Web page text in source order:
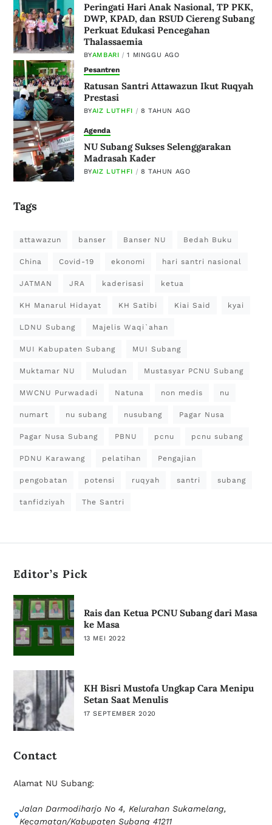
Peringati Hari Anak Nasional, TP PKK,
DWP, KPAD, dan RSUD Ciereng Subang
Perkuat Edukasi Pencegahan
Thalassaemia
BYAMBARI 1 MINGGU AGO
Pesantren
Ratusan Santri Attawazun Ikut Ruqyah
Prestasi
BYAIZ LUTHFI 8 TAHUN AGO
Agenda
NU Subang Sukses Selenggarakan
Madrasah Kader
BYAIZ LUTHFI 8 TAHUN AGO
Tags
attawazun banser Banser NU Bedah Buku
China Covid-19 ekonomi hari santri nasional
JATMAN JRA kaderisasi ketua
KH Manarul Hidayat KH Satibi Kiai Said kyai
LDNU Subang Majelis Waqi`ahan
MUI Kabupaten Subang MUI Subang
Muktamar NU Muludan Mustasyar PCNU Subang
MWCNU Purwadadi Natuna non medis nu
numart nu subang nusubang Pagar Nusa
Pagar Nusa Subang PBNU pcnu pcnu subang
PDNU Karawang pelatihan Pengajian
pengobatan potensi ruqyah santri subang
tanfidziyah The Santri
Editor’s Pick
Rais dan Ketua PCNU Subang dari Masa
ke Masa
13 MEI 2022
KH Bisri Mustofa Ungkap Cara Menipu
Setan Saat Menulis
17 SEPTEMBER 2020
Contact
Alamat NU Subang:
Jalan Darmodiharjo No 4, Kelurahan Sukamelang,
Kecamatan/Kabupaten Subang 41211